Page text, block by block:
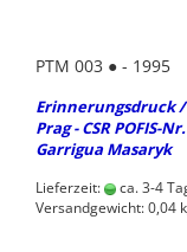
PTM 003 ● - 1995
Er­in­ne­rungs­druck /
Prag - CSR POFIS-​
Gar­ri­gua Ma­sa­ryk
Lieferzeit: ca. 3-4
Versandgewicht:0,04